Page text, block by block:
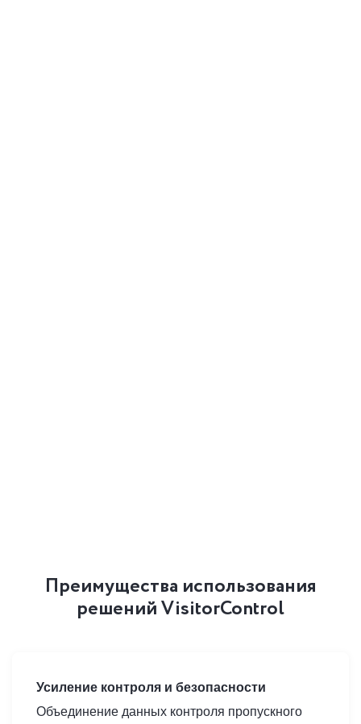
Преимущества использования
решений VisitorControl
Усиление контроля и безопасности
Объединение данных контроля пропускного